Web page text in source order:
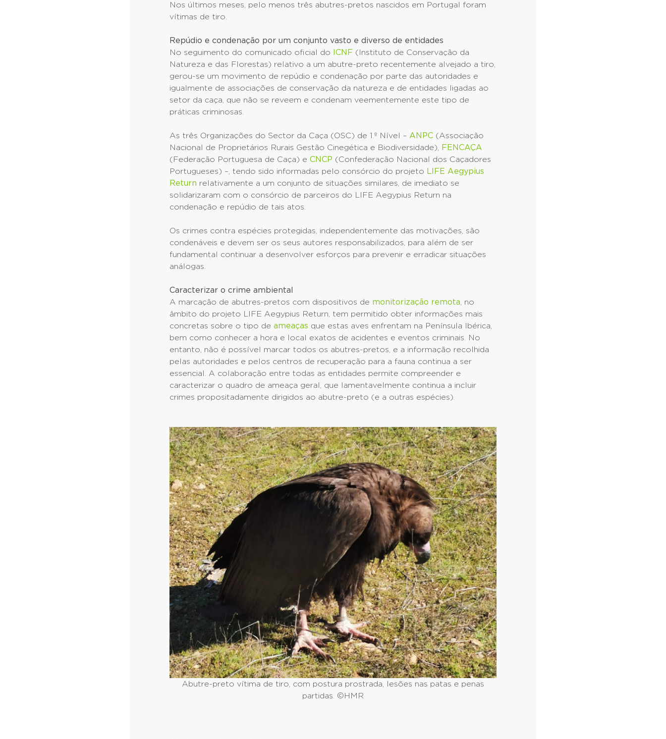
Nos últimos meses, pelo menos três abutres-pretos nascidos em Portugal foram
vítimas de tiro.
Repúdio e condenação por um conjunto vasto e diverso de entidades
No seguimento do comunicado oficial do
ICNF (Instituto de Conservação da
Natureza e das Florestas) relativo a um abutre-preto recentemente alvejado a tiro,
gerou-se um movimento de repúdio e condenação por parte das autoridades e
igualmente de associações de conservação da natureza e de entidades ligadas ao
setor da caça, que não se reveem e condenam veementemente este tipo de
práticas criminosas.
As três Organizações do Sector da Caça (OSC) de 1.º Nível – ANPC (Associação
Nacional de Proprietários Rurais Gestão Cinegética e Biodiversidade),
FENCAÇA
(Federação Portuguesa de Caça) e CNCP (Confederação Nacional dos Caçadores
Portugueses) –, tendo sido informadas pelo consórcio do projeto LIFE Aegypius
Return relativamente a um conjunto de situações similares, de imediato se
solidarizaram com o consórcio de parceiros do LIFE Aegypius Return na
condenação e repúdio de tais atos.
Os crimes contra espécies protegidas, independentemente das motivações, são
condenáveis e devem ser os seus autores responsabilizados, para além de ser
fundamental continuar a desenvolver esforços para prevenir e erradicar situações
análogas.
Caracterizar o crime ambiental
A marcação de abutres-pretos com dispositivos de monitorização remota , no
âmbito do projeto LIFE Aegypius Return, tem permitido obter informações mais
concretas sobre o tipo de ameaças que estas aves enfrentam na Península Ibérica,
bem como conhecer a hora e local exatos de acidentes e eventos criminais. No
entanto, não é possível marcar todos os abutres-pretos, e a informação recolhida
pelas autoridades e pelos centros de recuperação para a fauna continua a ser
essencial. A colaboração entre todas as entidades permite compreender e
caracterizar o quadro de ameaça geral, que lamentavelmente continua a incluir
crimes propositadamente dirigidos ao abutre-preto (e a outras espécies).
Abutre-preto vítima de tiro, com postura prostrada, lesões nas patas e penas
partidas. ©HMR